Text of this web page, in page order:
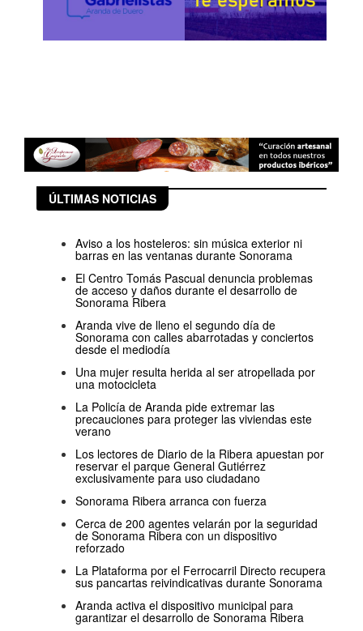
ÚLTIMAS NOTICIAS
Aviso a los hosteleros: sin música exterior ni
barras en las ventanas durante Sonorama
El Centro Tomás Pascual denuncia problemas
de acceso y daños durante el desarrollo de
Sonorama Ribera
Aranda vive de lleno el segundo día de
Sonorama con calles abarrotadas y conciertos
desde el mediodía
Una mujer resulta herida al ser atropellada por
una motocicleta
La Policía de Aranda pide extremar las
precauciones para proteger las viviendas este
verano
Los lectores de Diario de la Ribera apuestan por
reservar el parque General Gutiérrez
exclusivamente para uso ciudadano
Sonorama Ribera arranca con fuerza
Cerca de 200 agentes velarán por la seguridad
de Sonorama Ribera con un dispositivo
reforzado
La Plataforma por el Ferrocarril Directo recupera
sus pancartas reivindicativas durante Sonorama
Aranda activa el dispositivo municipal para
garantizar el desarrollo de Sonorama Ribera